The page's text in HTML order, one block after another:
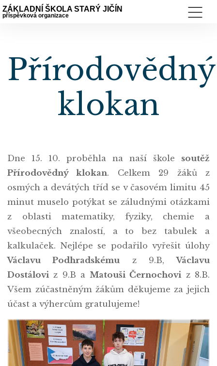
ZÁKLADNÍ ŠKOLA STARÝ JIČÍN
příspěvková organizace
Přírodovědný
klokan
Dne 15. 10. proběhla na naší škole soutěž
Přírodovědný klokan. Celkem 29 žáků z
osmých a devátých tříd se v časovém limitu 45
minut muselo potýkat se záludnými otázkami
z oblasti matematiky, fyziky, chemie a
všeobecných znalostí, a to bez tabulek a
kalkulaček. Nejlépe se podařilo vyřešit úlohy
Václavu Podhradskému z 9.B,Václavu
Dostálovi z 9.B a Matouši Černochovi z 8.B.
Všem zúčastněným žákům děkujeme za jejich
účast a výhercům gratulujeme!